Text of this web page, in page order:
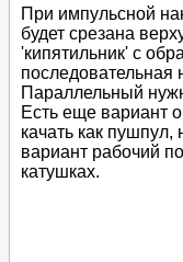
При импульсной
будет срезана
'кипятильник' с
последовательная
Параллельный
Есть еще вариант
качать как
вариант рабочий
катушках.